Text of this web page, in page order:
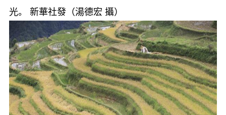
光。 新華社發（湯德宏 攝）